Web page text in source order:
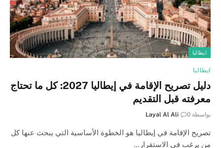
ايطاليا
ايطاليا
دليل تصريح الإقامة في إيطاليا 2027: كل ما تحتاج
معرفته قبل التقديم
بواسطة Layal Al Ali 0
تصريح الإقامة في إيطاليا هو الخطوة الأساسية التي يبحث عنها كل
من يرغب في الاستقرار…